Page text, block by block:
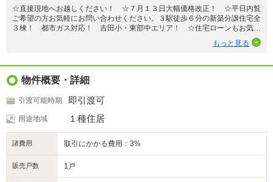
☆直接現地へお越しください！ ☆７月１３日大幅価格改正！ ☆平日内覧
ご希望の方お気軽にお問い合わせください。３駅徒歩６分の新築分譲住宅全
３棟！ 都市ガス対応！ 吉田小・東部中エリア！ ☆住宅ローンもお気軽
にご相談ください。 ☆耐震・制震の安心住宅 ☆性能評価取得物件 ☆
もっと見る
物件概要・詳細
引渡可能時期 即引渡可
用途地域 １種住居
諸費用 取引にかかる費用：3%
販売戸数 1戸